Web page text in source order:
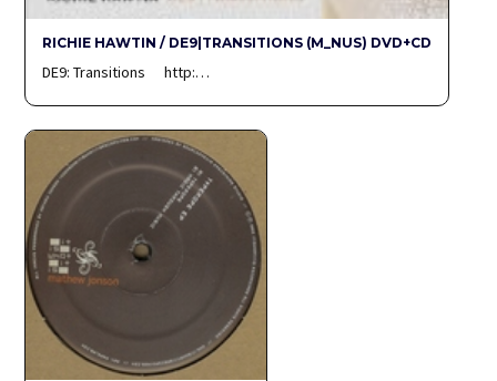
RICHIE HAWTIN / DE9|TRANSITIONS (M_NUS) DVD+CD
DE9: Transitions http:…